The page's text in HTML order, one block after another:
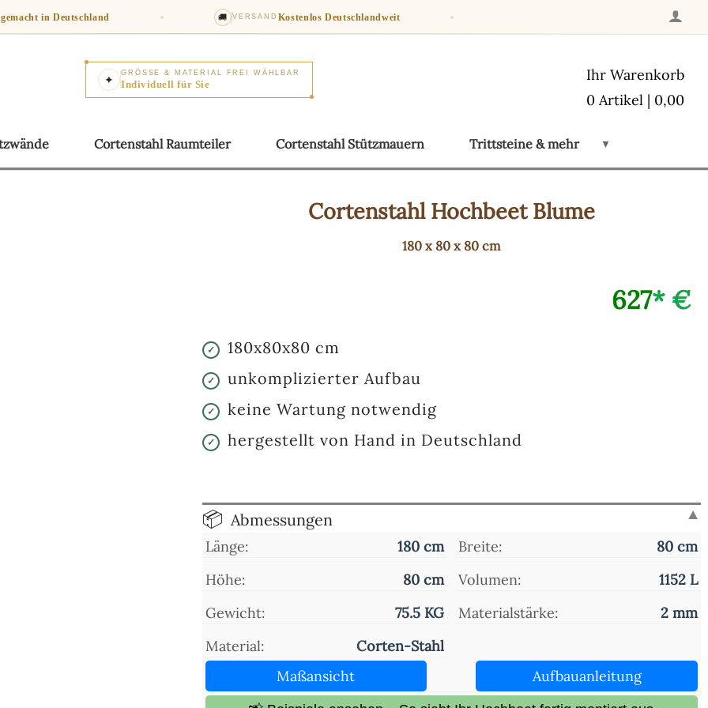
in Deutschland 🚚 VERSAND KostenlosDeutschlandweit
✦ GRÖSSE & MATERIAL FREI WÄHLBAR
Individuell für Sie
Ihr Warenkorb
0 Artikel | 0,00
CortenstahlRaumteiler Cortenstahl Stützmauern Trittsteine & mehr ▼
CortenstahlHochbeet Blume
180 x 80 x 80 cm
627* €
180x80x80 cm
unkomplizierter Aufbau
keine Wartung notwendig
hergestellt von Hand in Deutschland
Abmessungen
Länge: 180 cm Breite:
80 cm
Höhe:
80 cm Volumen:
1152 L
Gewicht:
75.5 KG Materialstärke:
2 mm
Material:
Corten-Stahl
Maßansicht
Aufbauanleitung